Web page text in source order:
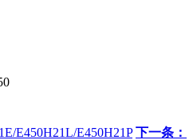
E450H21L/E450H21P 下一条：